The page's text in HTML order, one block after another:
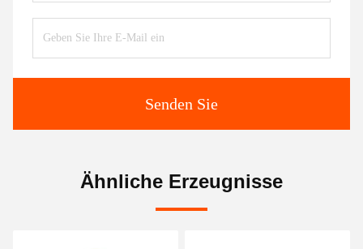
Senden Sie
Ähnliche Erzeugnisse